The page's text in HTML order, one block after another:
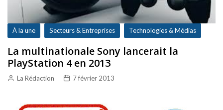
À la une Secteurs & Entreprises Technologies & Médias
La multinationale Sony lancerait la
PlayStation 4 en 2013
La Rédaction 7 février 2013